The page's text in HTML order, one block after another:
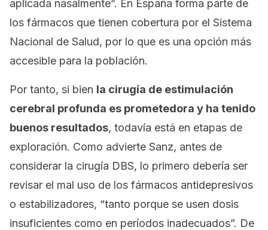
aplicada nasalmente”. En España forma parte de
los fármacos que tienen cobertura por el Sistema
Nacional de Salud, por lo que es una opción más
accesible para la población.
Por tanto, si bien la cirugía de estimulación
cerebral profunda es prometedora y ha tenido
buenos resultados, todavía está en etapas de
exploración. Como advierte Sanz, antes de
considerar la cirugía DBS, lo primero debería ser
revisar el mal uso de los fármacos antidepresivos
o estabilizadores, “tanto porque se usen dosis
insuficientes como en períodos inadecuados”. De